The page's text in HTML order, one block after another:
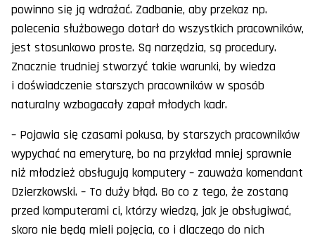
powinno się ją wdrażać. Zadbanie, aby przekaz np.
polecenia służbowego dotarł do wszystkich pracowników,
jest stosunkowo proste. Są narzędzia, są procedury.
Znacznie trudniej stworzyć takie warunki, by wiedza
i doświadczenie starszych pracowników w sposób
naturalny wzbogacały zapał młodych kadr.
– Pojawia się czasami pokusa, by starszych pracowników
wypychać na emeryturę, bo na przykład mniej sprawnie
niż młodzież obsługują komputery – zauważa komendant
Dzierzkowski. – To duży błąd. Bo co z tego, że zostaną
przed komputerami ci, którzy wiedzą, jak je obsługiwać,
skoro nie będą mieli pojęcia, co i dlaczego do nich